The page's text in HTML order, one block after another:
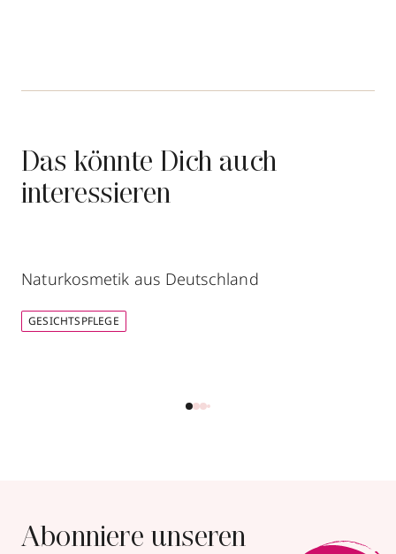
Das könnte Dich auch
interessieren
Naturkosmetik aus Deutschland
GESICHTSPFLEGE
Abonniere unseren